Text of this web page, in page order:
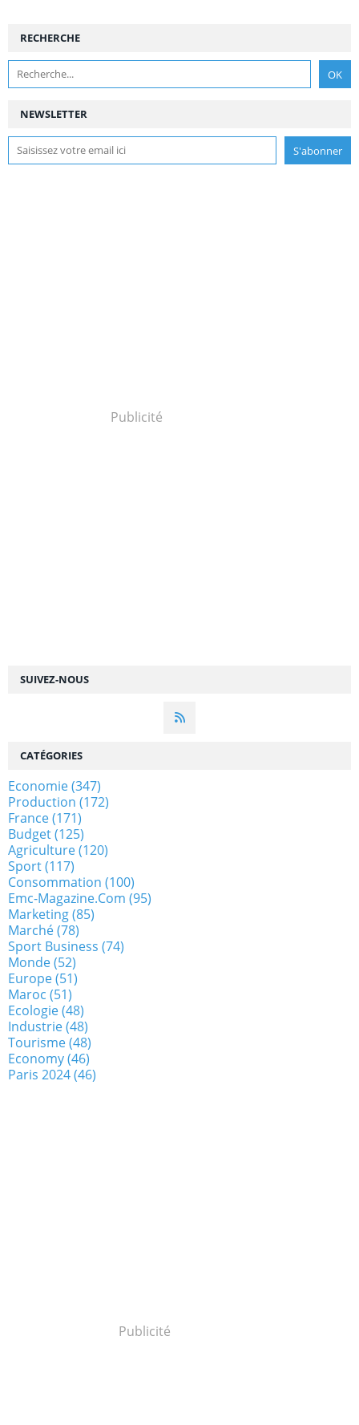
NEWSLETTER
SUIVEZ-NOUS
RECHERCHE
Publicité
CATÉGORIES
Economie(347)
Production (172)
France(171)
Budget(125)
Agriculture(120)
Sport(117)
Consommation (100)
Emc-Magazine.com (95)
Marketing(85)
Marché(78)
Sport Business (74)
Monde(52)
Europe(51)
Maroc (51)
Ecologie(48)
Industrie(48)
Tourisme(48)
Economy(46)
Paris 2024(46)
Publicité